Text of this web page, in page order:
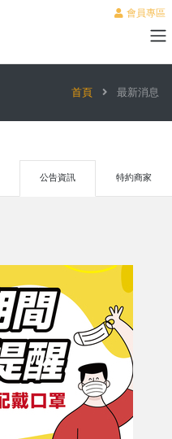
會員專區
首頁 最新消息
公告資訊 特約商家